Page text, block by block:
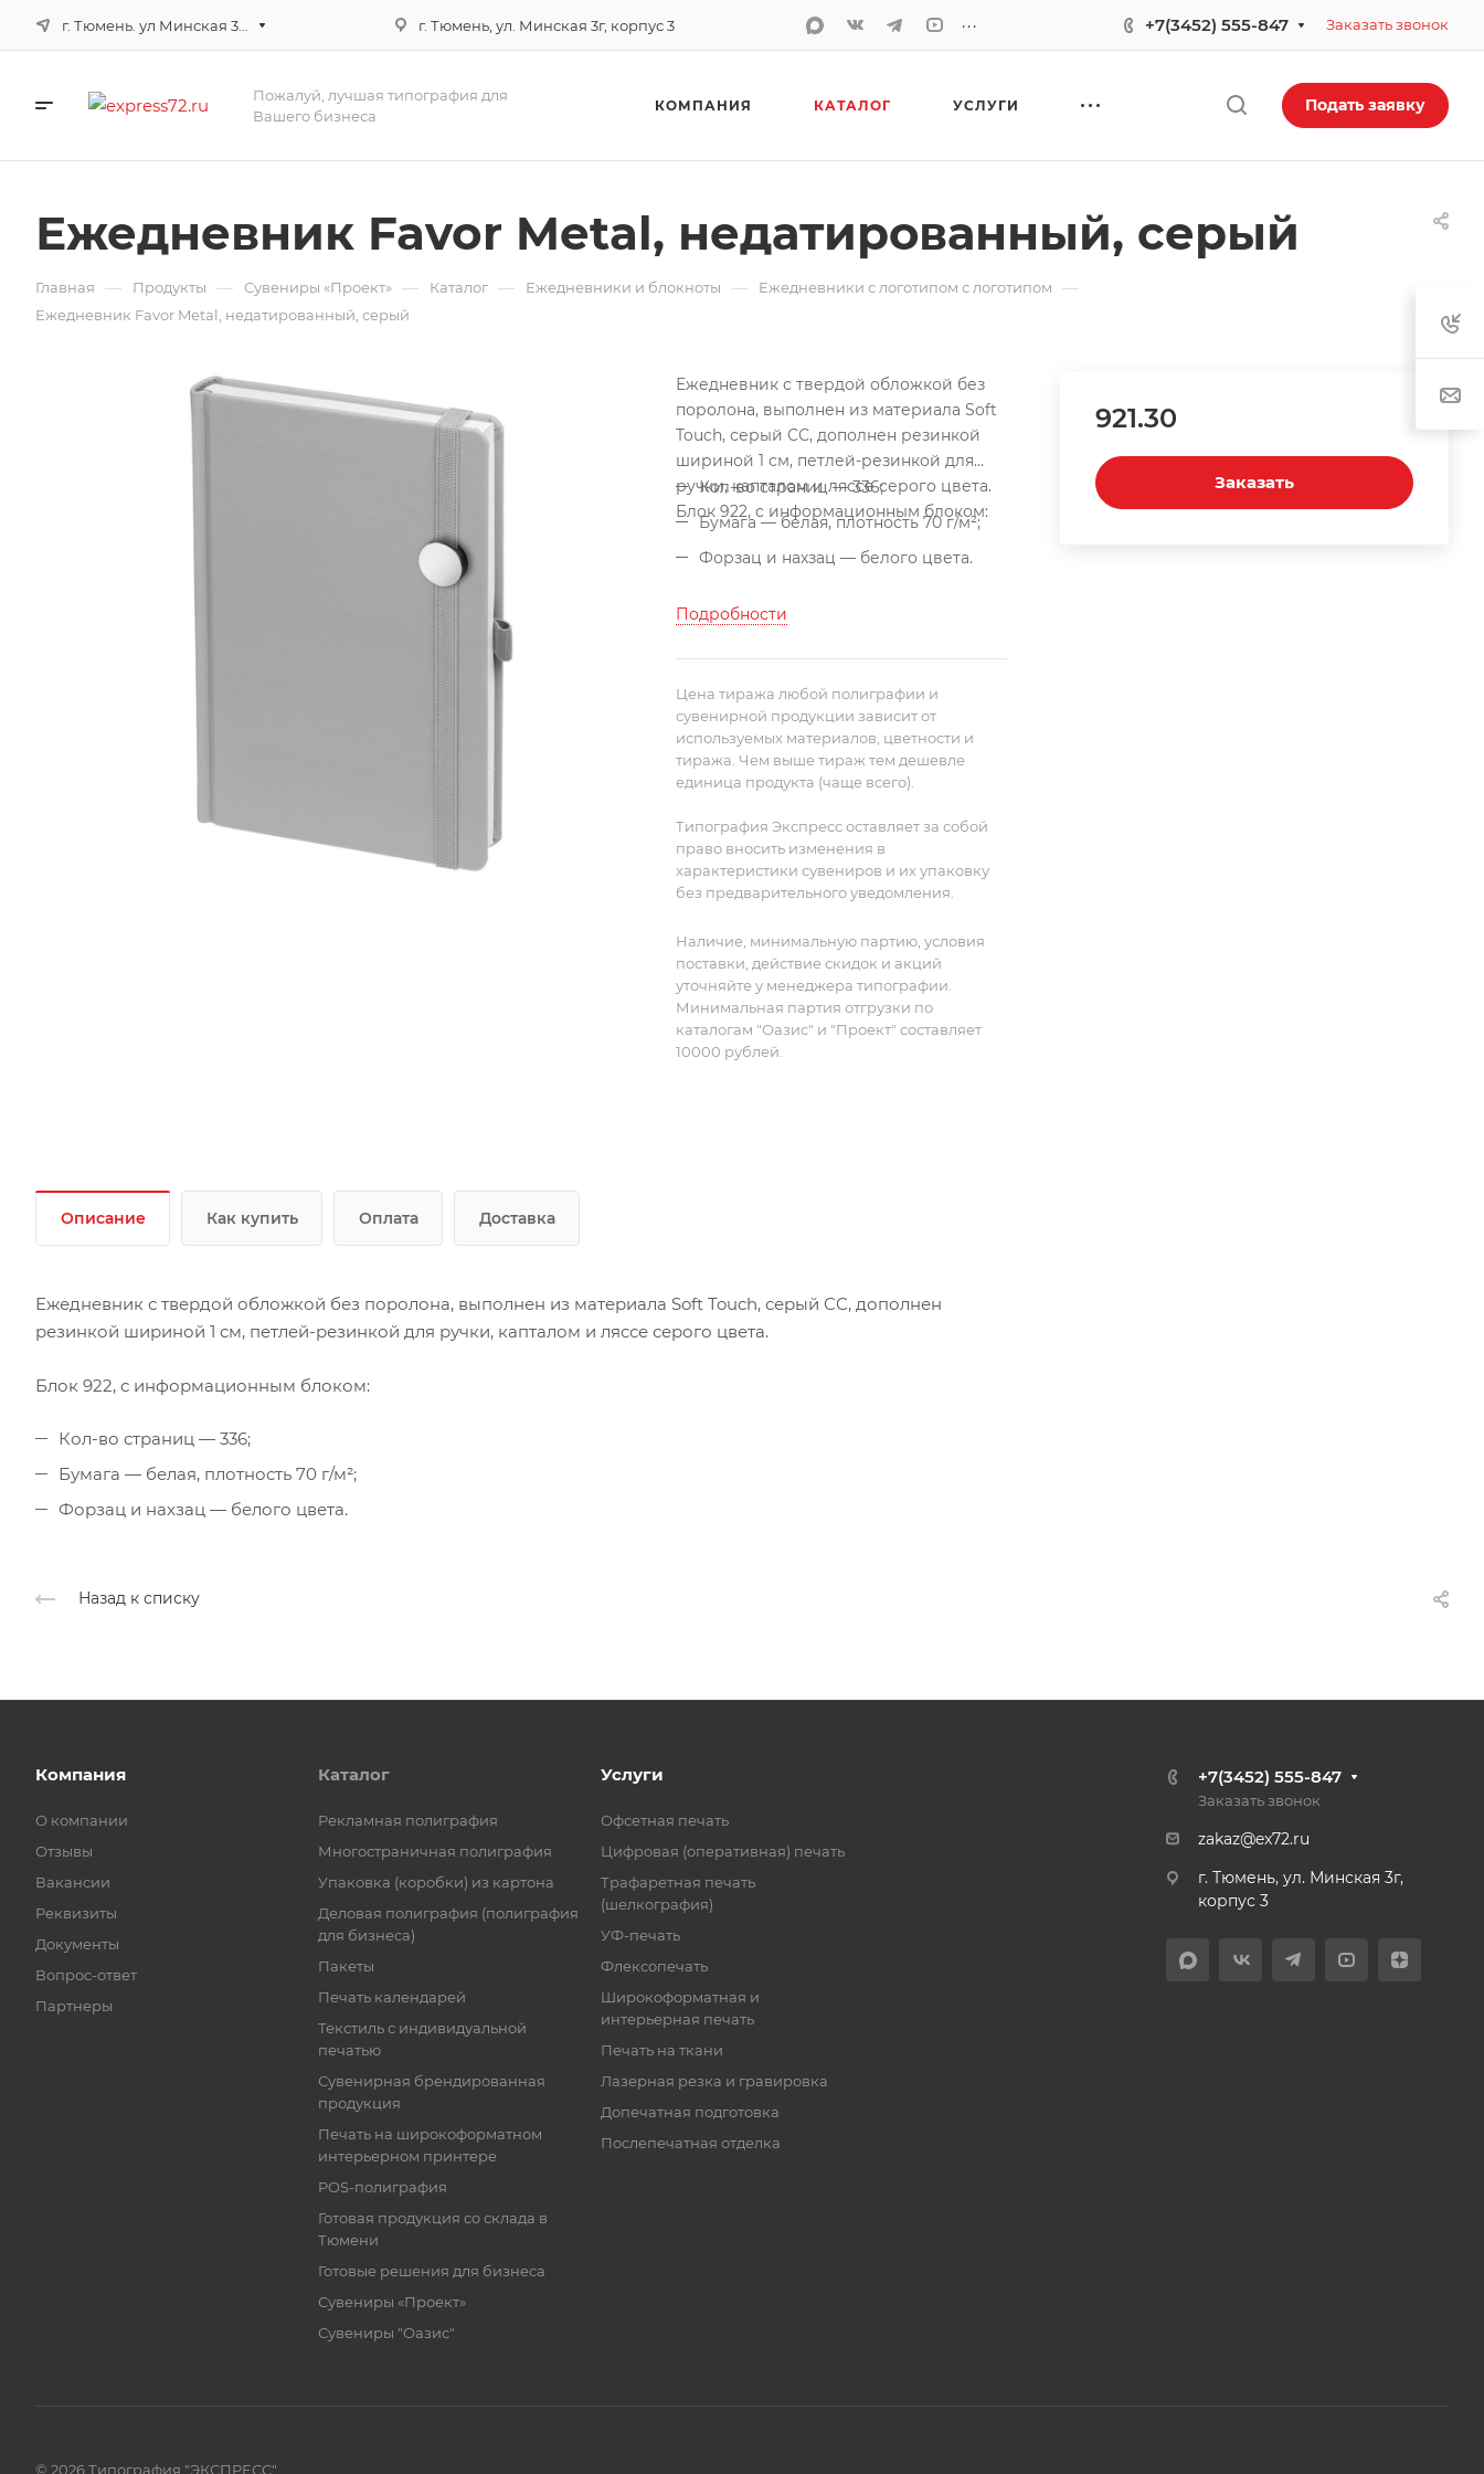
г. Тюмень, ул. Минская 3г, корпус 3 ... +7(3452) 555-847 Заказать звонок
Пожалуй, лучшая типография для
Вашего бизнеса
КОМПАНИЯ КАТАЛОГ УСЛУГИ Подать заявку
Ежедневник Favor Metal, недатированный, серый
Главная — Продукты — Сувениры «Проект» — Каталог — Ежедневники и блокноты — Ежедневники с логотипом с логотипом —
Ежедневник Favor Metal, недатированный, серый
921.30
Заказать
Ежедневник с твердой обложкой без
поролона, выполнен из материала Soft
Touch, серый СС, дополнен резинкой
шириной 1 см, петлей-резинкой для
ручки, капталом и ляссе серого цвета.
Блок 922, с информационным блоком:
Кол-во страниц — 336;
Бумага — белая, плотность 70 г/м²;
Форзац и нахзац — белого цвета.
Подробности
Цена тиража любой полиграфии и
сувенирной продукции зависит от
используемых материалов, цветности и
тиража. Чем выше тираж тем дешевле
единица продукта (чаще всего).
Типография Экспресс оставляет за собой
право вносить изменения в
характеристики сувениров и их упаковку
без предварительного уведомления.
Наличие, минимальную партию, условия
поставки, действие скидок и акций
уточняйте у менеджера типографии.
Минимальная партия отгрузки по
каталогам "Оазис" и "Проект" составляет
10000 рублей.
Описание Как купить Оплата Доставка
Ежедневник с твердой обложкой без поролона, выполнен из материала Soft Touch, серый СС, дополнен
резинкой шириной 1 см, петлей-резинкой для ручки, капталом и ляссе серого цвета.
Блок 922, с информационным блоком:
Кол-во страниц — 336;
Бумага — белая, плотность 70 г/м²;
Форзац и нахзац — белого цвета.
Назад к списку
Компания
О компании
Отзывы
Вакансии
Реквизиты
Документы
Вопрос-ответ
Партнеры
Каталог
Рекламная полиграфия
Многостраничная полиграфия
Упаковка (коробки) из картона
Деловая полиграфия (полиграфия
для бизнеса)
Пакеты
Печать календарей
Текстиль с индивидуальной
печатью
Сувенирная брендированная
продукция
Печать на широкоформатном
интерьерном принтере
POS-полиграфия
Готовая продукция со склада в
Тюмени
Готовые решения для бизнеса
Сувениры «Проект»
Сувениры "Оазис"
Услуги
Офсетная печать
Цифровая (оперативная) печать
Трафаретная печать
(шелкография)
УФ-печать
Флексопечать
Широкоформатная и
интерьерная печать
Печать на ткани
Лазерная резка и гравировка
Допечатная подготовка
Послепечатная отделка
+7(3452) 555-847
Заказать звонок
zakaz@ex72.ru
г. Тюмень, ул. Минская 3г,
корпус 3
© 2026 Типография "ЭКСПРЕСС"